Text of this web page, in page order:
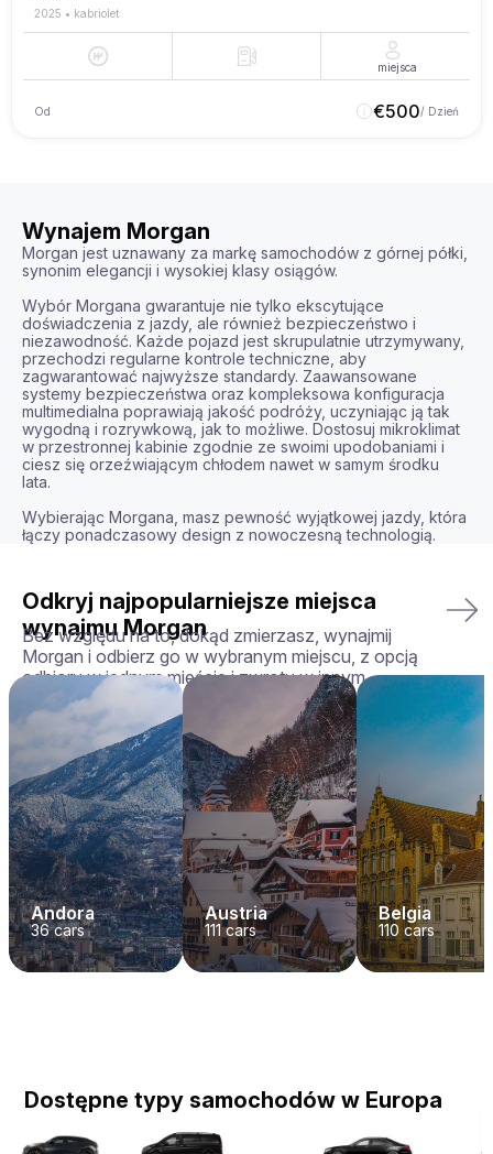
2025 • kabriolet
miejsca
Od €500/ Dzień
Wynajem Morgan
Morgan jest uznawany za markę samochodów z górnej półki,
synonim elegancji i wysokiej klasy osiągów.
Wybór Morgana gwarantuje nie tylko ekscytujące
doświadczenia z jazdy, ale również bezpieczeństwo i
niezawodność. Każde pojazd jest skrupulatnie utrzymywany,
przechodzi regularne kontrole techniczne, aby
zagwarantować najwyższe standardy. Zaawansowane
systemy bezpieczeństwa oraz kompleksowa konfiguracja
multimedialna poprawiają jakość podróży, uczyniając ją tak
wygodną i rozrywkową, jak to możliwe. Dostosuj mikroklimat
w przestronnej kabinie zgodnie ze swoimi upodobaniami i
ciesz się orzeźwiającym chłodem nawet w samym środku
lata.
Wybierając Morgana, masz pewność wyjątkowej jazdy, która
łączy ponadczasowy design z nowoczesną technologią.
Odkryj najpopularniejsze miejsca
wynajmu Morgan
Bez względu na to, dokąd zmierzasz, wynajmij
Morgan i odbierz go w wybranym miejscu, z opcją
odbioru w jednym mieście i zwrotu w innym.
Andora
36cars
Austria
111cars
Belgia
110 cars
Dostępne typy samochodów w Europa